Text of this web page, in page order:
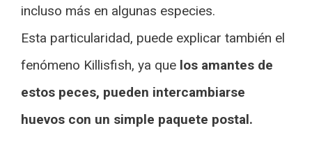
incluso más en algunas especies.
Esta particularidad, puede explicar también el
fenómeno Killisfish, ya que los amantes de
estos peces, pueden intercambiarse
huevos con un simple paquete postal.